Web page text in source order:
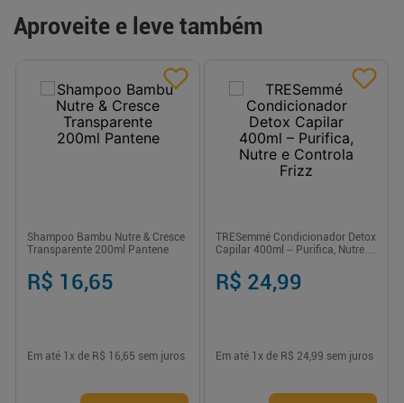
Aproveite e leve também
Shampoo Bambu Nutre & Cresce
Transparente 200ml Pantene
R$ 16,65
Em até 1 x de R$ 16,65 sem juros
TRESemmé Condicionador Detox
Capilar 400ml – Purifica, Nutre e
R$ 24,99
Em até 1 x de R$ 24,99 sem juros